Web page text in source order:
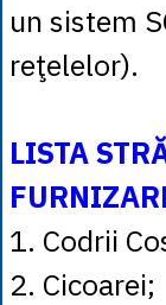
un sistem
reţelelor).
LISTA
1. Codrii
2. Cicoarei;